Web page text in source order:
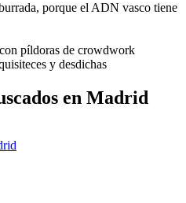
porque el ADN vasco tiene
píldoras de crowdwork
y desdichas
en Madrid